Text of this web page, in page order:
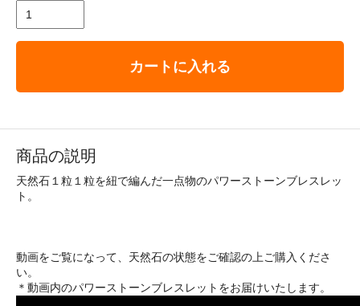
カートに入れる
商品の説明
天然石１粒１粒を紐で編んだ一点物のパワーストーンブレスレッ
ト。
動画をご覧になって、天然石の状態をご確認の上ご購入くださ
い。
＊動画内のパワーストーンブレスレットをお届けいたします。